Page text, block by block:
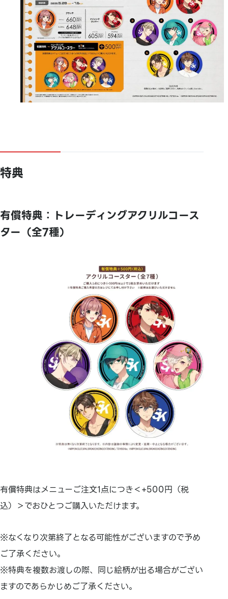
特典
有償特典：トレーディングアクリルコース
ター（全7種）
有償特典はメニューご注文1点につき＜+500円（税
込）＞でおひとつご購入いただけます。
※なくなり次第終了となる可能性がございますので予め
ご了承ください。
※特典を複数お渡しの際、同じ絵柄が出る場合がござい
ますのであらかじめご了承ください。